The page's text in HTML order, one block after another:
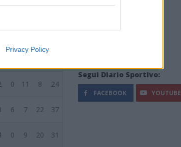
Privacy Policy
4 8 14 27
4 8 16 35
0 11 8 24
6 7 22 37
0 9 20 31
Segui Diario Sportivo:
FACEBOOK YOUTUBE